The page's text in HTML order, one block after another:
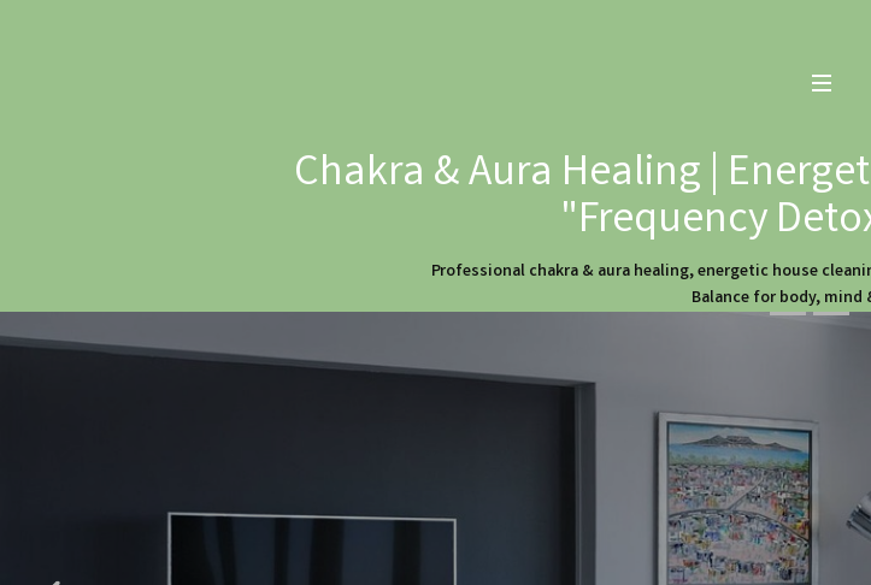
Chakra & Aura Healing |
"Frequency
Professional chakra & aura healing, energetic house
Balance for body, mind